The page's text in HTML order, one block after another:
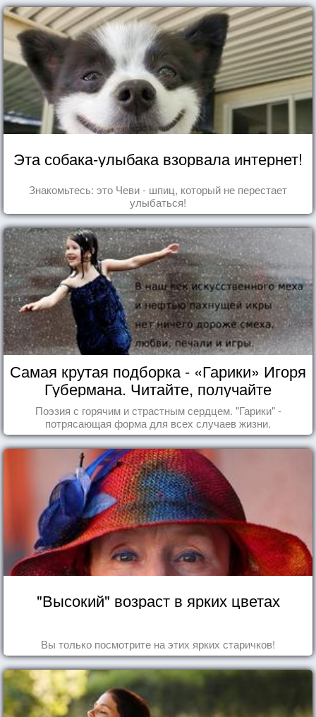
Эта собака-улыбака взорвала интернет!
Знакомьтесь: это Чеви - шпиц, который не перестает
улыбаться!
Самая крутая подборка - «Гарики» Игоря
Губермана. Читайте, получайте
удовольствие!
Поэзия с горячим и страстным сердцем. "Гарики" -
потрясающая форма для всех случаев жизни.
"Высокий" возраст в ярких цветах
Вы только посмотрите на этих ярких старичков!